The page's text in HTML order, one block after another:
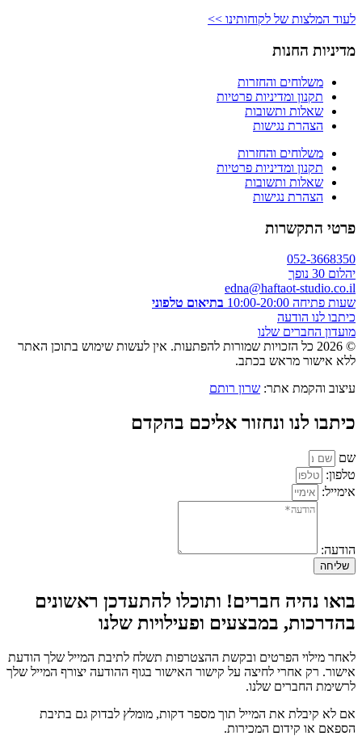
לעוד המלצות של לקוחותינו >>
מדיניות החנות
משלוחים והחזרות
תקנון ומדיניות פרטיות
שאלות ותשובות
הצהרת נגישות
משלוחים והחזרות
תקנון ומדיניות פרטיות
שאלות ותשובות
הצהרת נגישות
פרטי התקשרות
052-3668350
יהלום 30 נופך
edna@haftaot-studio.co.il
שעות פתיחה 10:00-20:00
בתיאום טלפוני
כיתבו לנו הודעה
מועדון החברים שלנו
© 2026 כל הזכויות שמורות להפתעות. אין לעשות שימוש בתוכן האתר
ללא אישור מראש בכתב.
עיצוב והקמת אתר: שרון רותם
כיתבו לנו ונחזור אליכם בהקדם
שם
טלפון:
אימייל:
הודעה:
שליחה
בואו נהיה חברים! ותוכלו להתעדכן ראשונים
בהדרכות, במבצעים ופעילויות שלנו
לאחר מילוי הפרטים ובקשת ההצטרפות תשלח לתיבת המייל שלך הודעת
אישור. רק אחרי לחיצה על קישור האישור בגוף ההודעה יצורף המייל שלך
לרשימת החברים שלנו.
אם לא קיבלת את המייל תוך מספר דקות, מומלץ לבדוק גם בתיבת
הספאם או קידום המכירות.